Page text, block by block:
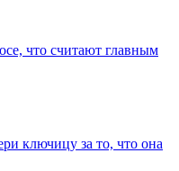
что считают главным
ключицу за то, что она